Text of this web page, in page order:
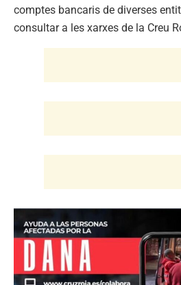
comptes bancaris de diverses
consultar a les xarxes de la Creu